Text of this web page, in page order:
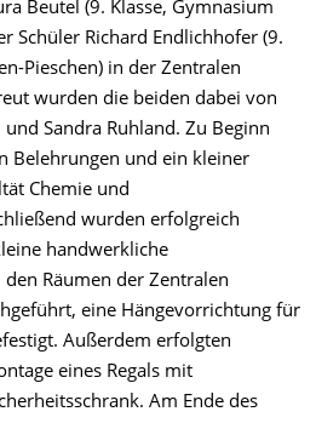
Beutel (9. Klasse, Gymnasium
Schüler Richard Endlichhofer (9.
Pieschen) in der Zentralen
wurden die beiden dabei von
Sandra Ruhland. Zu Beginn
Belehrungen und ein kleiner
Chemie und
wurden erfolgreich
handwerkliche
Räumen der Zentralen
eine Hängevorrichtung für
Außerdem erfolgten
eines Regals mit
Am Ende des